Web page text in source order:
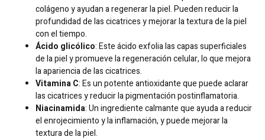
colágeno y ayudan a regenerar la piel. Pueden reducir la
profundidad de las cicatrices y mejorar la textura de la piel
con el tiempo.
Ácido glicólico: Este ácido exfolia las capas superficiales
de la piel y promueve la regeneración celular, lo que mejora
la apariencia de las cicatrices.
Vitamina C: Es un potente antioxidante que puede aclarar
las cicatrices y reducir la pigmentación postinflamatoria.
Niacinamida: Un ingrediente calmante que ayuda a reducir
el enrojecimiento y la inflamación, y puede mejorar la
textura de la piel.